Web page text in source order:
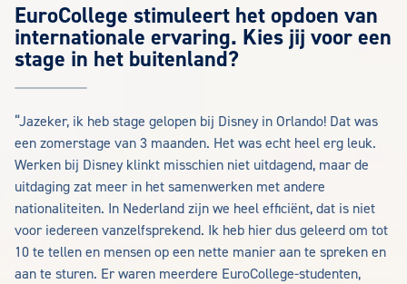
EuroCollege stimuleert het opdoen van
internationale ervaring. Kies jij voor een
stage in het buitenland?
“Jazeker, ik heb stage gelopen bij Disney in Orlando! Dat was
een zomerstage van 3 maanden. Het was echt heel erg leuk.
Werken bij Disney klinkt misschien niet uitdagend, maar de
uitdaging zat meer in het samenwerken met andere
nationaliteiten. In Nederland zijn we heel efficiënt, dat is niet
voor iedereen vanzelfsprekend. Ik heb hier dus geleerd om tot
10 te tellen en mensen op een nette manier aan te spreken en
aan te sturen. Er waren meerdere EuroCollege-studenten,